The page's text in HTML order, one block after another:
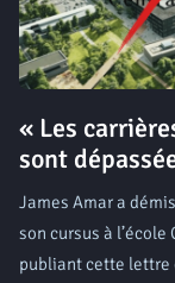
« Les
sont
James Amar a
son cursus à
publiant cette lettre